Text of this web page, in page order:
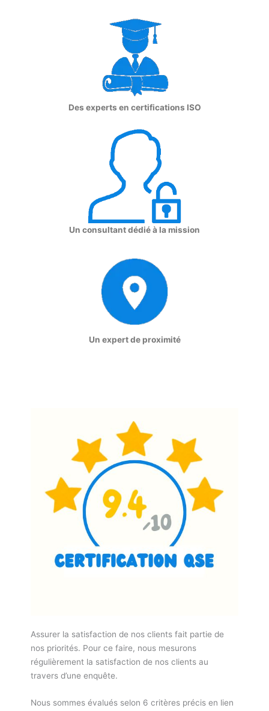
Des experts en certifications ISO
Un consultant dédié à la mission
Un expert de proximité
Assurer la satisfaction de nos clients fait partie de
nos priorités. Pour ce faire, nous mesurons
régulièrement la satisfaction de nos clients au
travers d’une enquête.
Nous sommes évalués selon 6 critères précis en lien